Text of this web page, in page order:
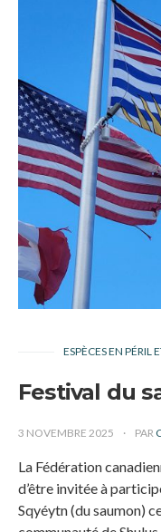
ESPÈCES EN PÉRIL
Festival du
3 NOVEMBRE 2025 PAR
La Fédération
d’être invitée à
Sqyéytn (du saumon)